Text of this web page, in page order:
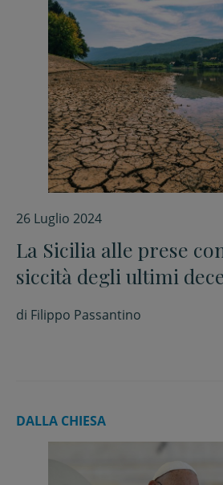
26 Luglio 2024
La Sicilia alle prese
siccità degli ultimi
di Filippo Passantino
DALLA CHIESA